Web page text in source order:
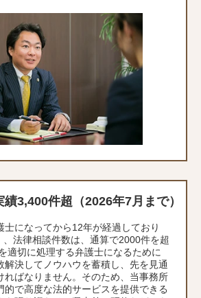
績3,400件超（2026年7月まで）
士になってから12年が経過しており
、法律相談件数は、通算で2000件を超
適切に処理する弁護士になるために
解決してノウハウを蓄積し、先を見通
ればなりません。そのため、当事務所
的で高度な法的サービスを提供できる